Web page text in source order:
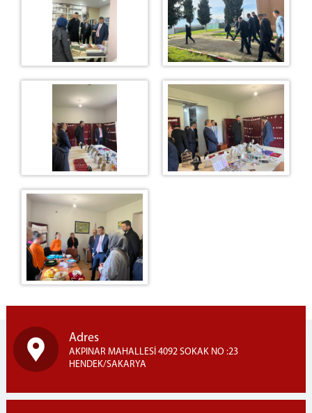
Adres
AKPINAR MAHALLESİ 4092 SOKAK NO :23
HENDEK/SAKARYA